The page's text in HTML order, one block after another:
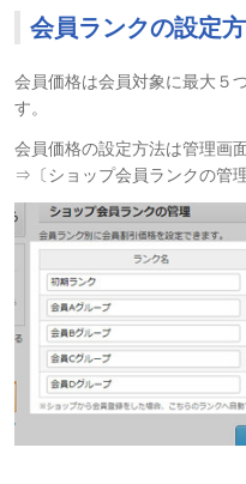
会員ランクの設定
会員価格は会員対象に最大５
す。
会員価格の設定方法は管理画
⇒〔ショップ会員ランクの管